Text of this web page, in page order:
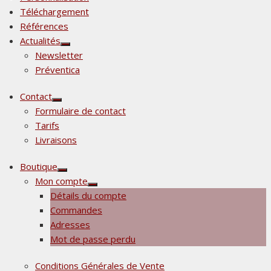
Téléchargement
Références
Actualités
Afficher
le
sous-
menu
Newsletter
Préventica
Contact
Afficher
le
sous-
menu
Formulaire de contact
Tarifs
Livraisons
Boutique
Afficher
le
sous-
menu
Mon compte
Afficher
le
sous-
menu
Détails du compte
Commandes
Adresses
Mot de passe perdu
Conditions Générales de Vente